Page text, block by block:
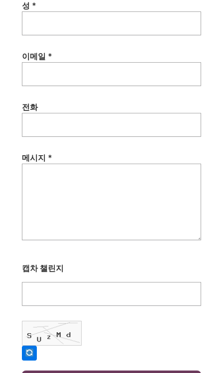
성 *
이메일 *
전화
메시지 *
캡차 챌린지